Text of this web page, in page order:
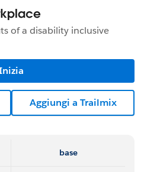
of a disability inclusive
Aggiungi a Trailmix
base